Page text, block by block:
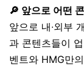
🔎 앞으로 어떤
앞으로 내∙외부
과 콘텐츠들이
벤트와 HMG만